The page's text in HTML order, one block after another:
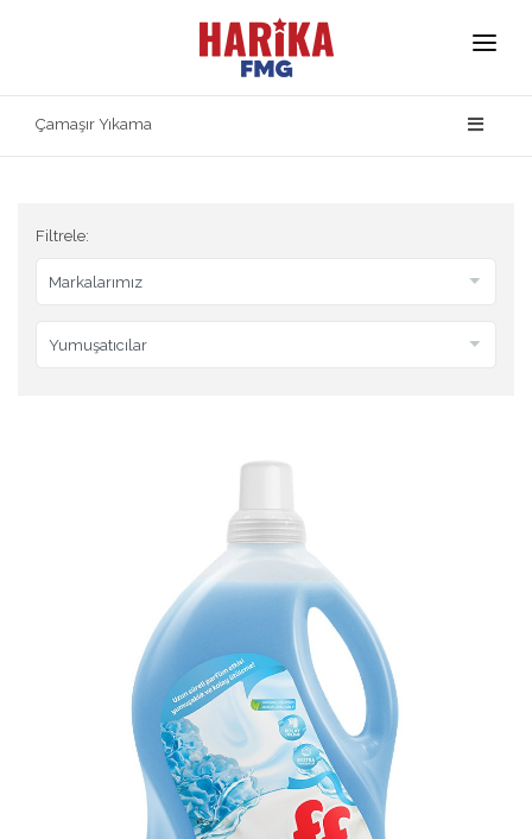
Anasayfa
Ürün Güvenliği
İletişim
Çamaşır Yıkama
Filtrele: